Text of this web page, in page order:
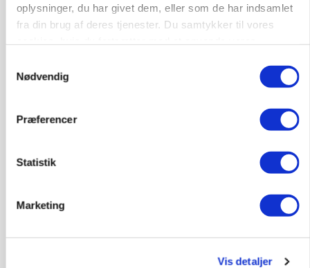
oplysninger, du har givet dem, eller som de har indsamlet
fra din brug af deres tjenester. Du samtykker til vores
Nødvendig
Præferencer
Statistik
Marketing
Vis detaljer
»Nu stopper I«: Landbrugsdebattør og
KVÆG